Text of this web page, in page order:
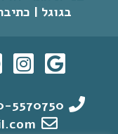
בגוגל |
050-5570750